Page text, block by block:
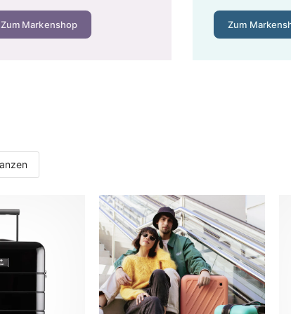
im Überblick
Nylon, Lebensdauer 5–8 Jahre. Hier stimmt
für alle, die 3–5 Mal pro Jahr verreisen.
Polycarbonat oder Aluminium, Lebensdauer 10–15
Koffer für 180 € hält bei 10 Jahren Nutzung
€ pro Jahr kauft Ihnen deutlich bessere Rollen und
laufend in unseremKoffer-Sale– günstig
Zum Markenshop Zum